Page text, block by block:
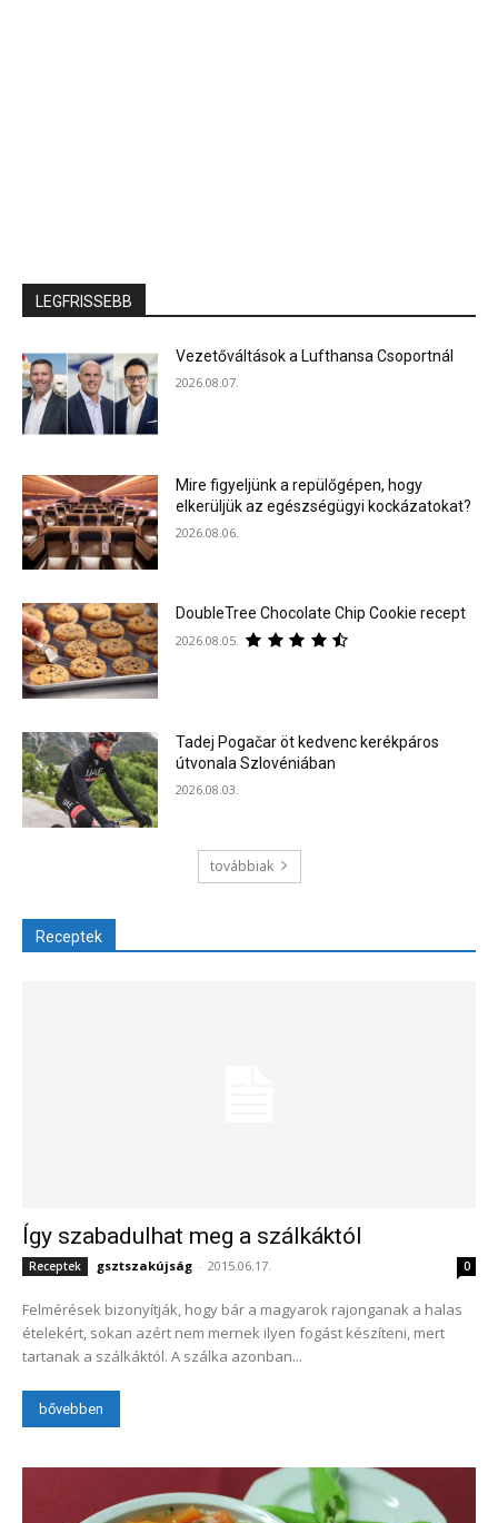
LEGFRISSEBB
Vezetőváltások a Lufthansa Csoportnál
2026.08.07.
Mire figyeljünk a repülőgépen, hogy
elkerüljük az egészségügyi kockázatokat?
2026.08.06.
DoubleTree Chocolate Chip Cookie recept
2026.08.05.
Tadej Pogačar öt kedvenc kerékpáros
útvonala Szlovéniában
2026.08.03.
továbbiak
Receptek
Így szabadulhat meg a szálkáktól
Receptek gsztszakújság - 2015.06.17. 0
Felmérések bizonyítják, hogy bár a magyarok rajonganak a halas
ételekért, sokan azért nem mernek ilyen fogást készíteni, mert
tartanak a szálkáktól. A szálka azonban...
bővebben